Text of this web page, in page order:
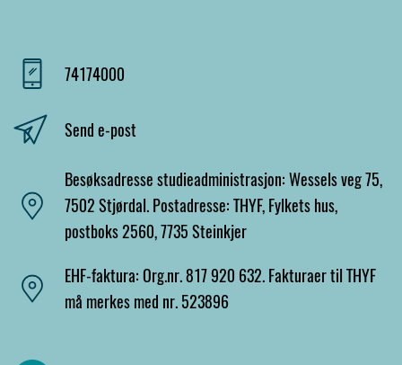
74174000
Send e-post
Besøksadresse studieadministrasjon: Wessels veg 75,
7502 Stjørdal. Postadresse: THYF, Fylkets hus,
postboks 2560, 7735 Steinkjer
EHF-faktura: Org.nr. 817 920 632. Fakturaer til THYF
må merkes med nr. 523896